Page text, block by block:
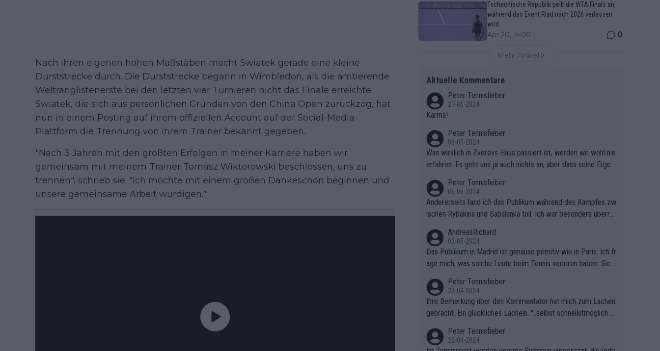
Nach ihren eigenen hohen Maßstäben macht Swiatek gerade eine kleine
Durststrecke durch. Die Durststrecke begann in Wimbledon, als die amtierende
Weltranglistenerste bei den letzten vier Turnieren nicht das Finale erreichte.
Swiatek, die sich aus persönlichen Gründen von den China Open zurückzog, hat
nun in einem Posting auf ihrem offiziellen Account auf der Social-Media-
Plattform die Trennung von ihrem Trainer bekannt gegeben.
"Nach 3 Jahren mit den größten Erfolgen in meiner Karriere haben wir
gemeinsam mit meinem Trainer Tomasz Wiktorowski beschlossen, uns zu
trennen", schrieb sie. "Ich möchte mit einem großen Dankeschön beginnen und
unsere gemeinsame Arbeit würdigen."
Tschechische Republik peilt die WTA Finals an,
während das Event Riad nach 2026 verlassen
wird
Apr 20, 15:00 0
Mehr Artikel
Aktuelle Kommentare
Peter Tennisfieber
27-06-2024
Karma!
Peter Tennisfieber
06-05-2024
Was wirklich in Zverevs Haus passiert ist, werden wir wohl nie
erfahren. Es geht uns ja auch nichts an, aber dass seine Ergeb
Peter Tennisfieber
06-05-2024
Andererseits fand ich das Publikum während des Kampfes zw
ischen Rybakina und Sabalanka toll. Ich war besonders überras
AndreasRichard
02-05-2024
Das Publikum in Madrid ist genauso primitiv wie in Paris. Ich fr
age mich, was solche Leute beim Tennis verloren haben. Sie s
ben.
Peter Tennisfieber
22-04-2024
Ihre Bemerkung über den Kommentator hat mich zum Lachen
gebracht. Ein glückliches Lächeln. "..selbst schnellstmöglich na
Peter Tennisfieber
22-04-2024